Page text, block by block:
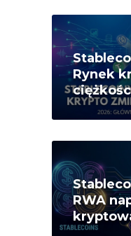
Rynek
RWA